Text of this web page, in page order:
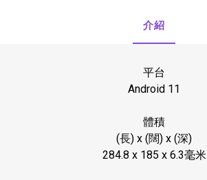
介紹
平台
Android 11
體積
(長) x (闊) x (深)
284.8 x 185 x 6.3毫米